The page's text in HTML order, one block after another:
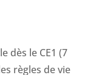
dès le CE1 (7
règles de vie